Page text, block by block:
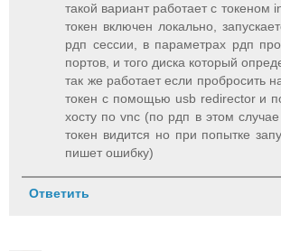
такой вариант работает с токеном
токен включен локально,
рдп сессии, в параметрах рдп
портов, и того диска который
так же работает если пробросить
токен с помощью usb redirector и
хосту по vnc (по рдп в этом
токен видится но при попытке
пишет ошибку)
Ответить